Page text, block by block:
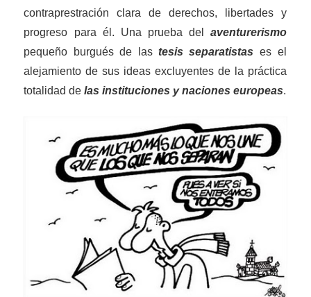
contraprestración clara de derechos, libertades y
progreso para él. Una prueba delaventurerismo
pequeño burgués de lastesis separatistas es el
alejamiento de sus ideas excluyentes de la práctica
totalidad delas instituciones y naciones europeas.